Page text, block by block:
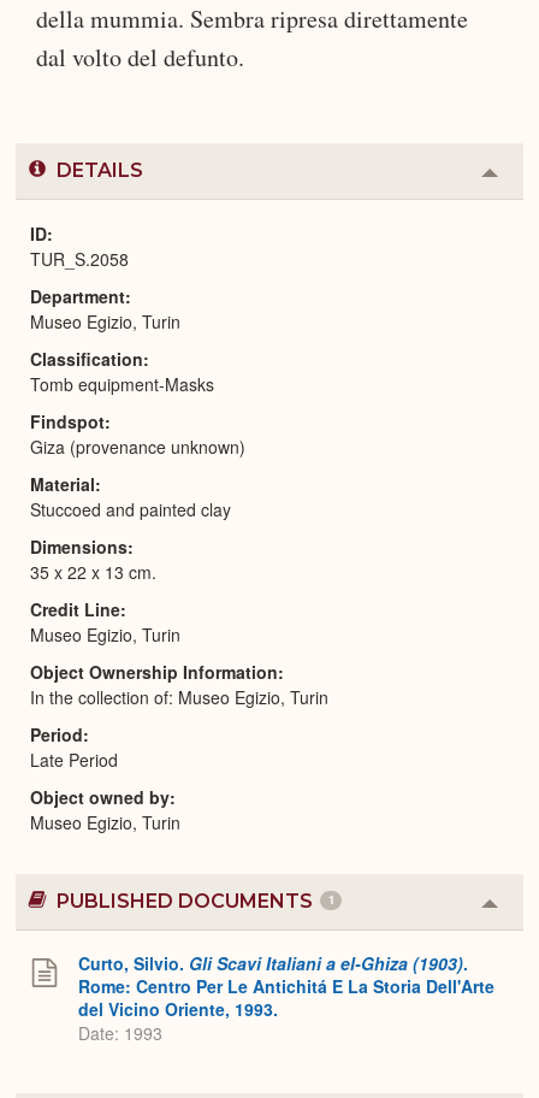
della mummia. Sembra ripresa direttamente
dal volto del defunto.
DETAILS
or
ID
TUR_S.2058
Department
Museo Egizio, Turin
Classification
Tomb equipment-Masks
Findspot
Giza (provenance unknown)
Material
Stuccoed and painted clay
Dimensions
35 x 22 x 13 cm.
Credit Line
Museo Egizio, Turin
Object Ownership Information
In the collection of: Museo Egizio, Turin
Period
Late Period
Object owned by
Museo Egizio, Turin
PUBLISHED DOCUMENTS 1
or
Curto, Silvio. Gli Scavi Italiani a el-Ghiza (1903).
Rome: Centro Per Le Antichitá E La Storia Dell'Arte
del Vicino Oriente, 1993.
Date: 1993